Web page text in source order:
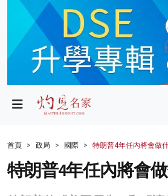
政局
財經
生活
首頁 政局 國際 特朗普4年任內將會做
特朗普4年任內將會